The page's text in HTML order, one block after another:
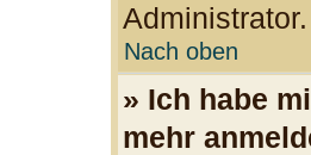
Administrator.
Nach oben
» Ich habe
mehr